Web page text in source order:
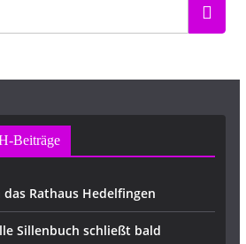
Beiträge
Rathaus Hedelfingen
Sillenbuch schließt bald